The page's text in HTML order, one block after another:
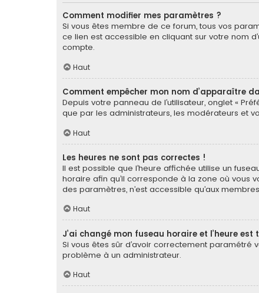
Comment modifier mes paramètres ?
Si vous êtes membre de ce forum, tous vos
ce lien est accessible en cliquant sur votre nom
compte.
Haut
Comment empêcher mon nom d’apparaître
Depuis votre panneau de l’utilisateur, onglet «
que par les administrateurs, les modérateurs et
Haut
Les heures ne sont pas correctes !
Il est possible que l’heure affichée utilise un
horaire afin qu’il corresponde à la zone où vous
des paramètres, n’est accessible qu’aux
Haut
J’ai changé mon fuseau horaire et l’heure
Si vous êtes sûr d’avoir correctement paramétré
problème à un administrateur.
Haut